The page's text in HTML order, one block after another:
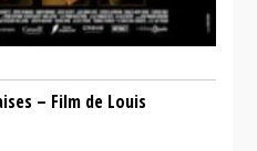
– Film de Louis